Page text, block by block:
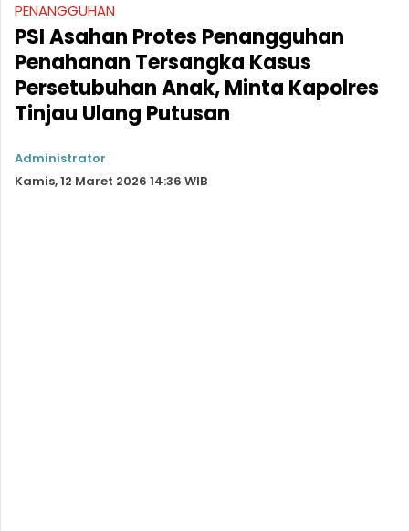
PENANGGUHAN
PSI Asahan Protes Penangguhan
Penahanan Tersangka Kasus
Persetubuhan Anak, Minta Kapolres
Tinjau Ulang Putusan
Administrator
Kamis, 12 Maret 2026 14:36 WIB